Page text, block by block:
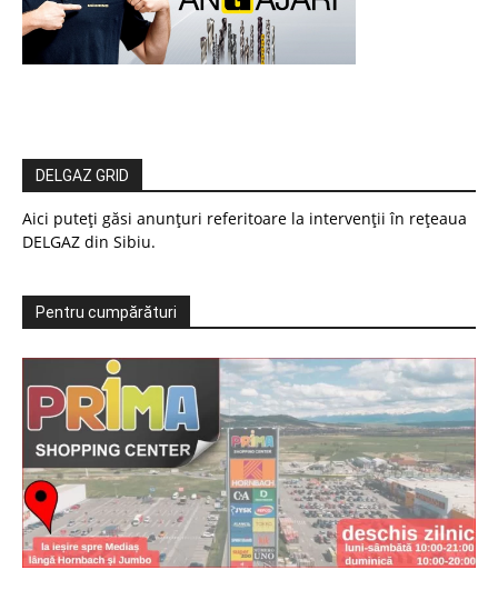
DELGAZ GRID
Aici puteți găsi anunțuri referitoare la intervenții în rețeaua
DELGAZ din Sibiu.
Pentru cumpărături